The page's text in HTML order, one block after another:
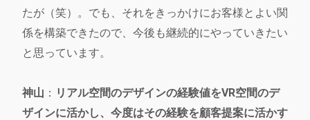
たが（笑）。でも、それをきっかけにお客様とよい関
係を構築できたので、今後も継続的にやっていきたい
と思っています。
神山 ： リアル空間のデザインの経験値をVR空間のデ
ザインに活かし、今度はその経験を顧客提案に活かす